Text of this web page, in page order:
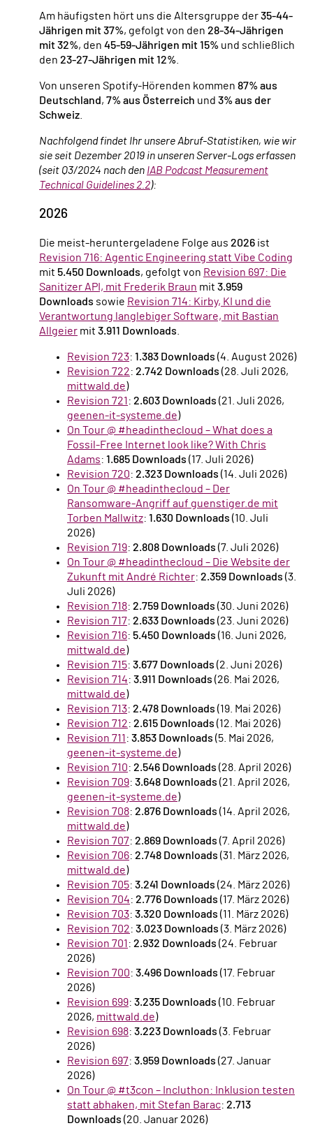
Am häufigsten hört uns die Altersgruppe der35-44-
Jährigen mit 37%, gefolgt von den 28-34-Jährigen
mit 32%, den 45-59-Jährigen mit 15% und schließlich
den 23-27-Jährigen mit 12%
Von unseren Spotify-Hörenden kommen 87% aus
Deutschland, 7% aus Österreich und 3% aus der
Schweiz
Nachfolgend findet Ihr unsere Abruf-Statistiken, wie wir
sie seit Dezember 2019 in unseren Server-Logs erfassen
(seit Q3/2024 nach den IAB Podcast Measurement
Technical Guidelines 2.2):
2026
Die meist-heruntergeladene Folge aus 2026 ist
Revision 716: Agentic Engineering statt Vibe Coding
mit 5.450 Downloads, gefolgt von Revision 697: Die
Sanitizer API, mit Frederik Braun mit 3.959
Downloads sowie Revision 714: Kirby, KI und die
Verantwortung langlebiger Software, mit Bastian
Allgeier mit 3.911 Downloads
Revision 723: 1.383 Downloads (4. August 2026)
Revision 722: 2.742 Downloads (28. Juli 2026,
mittwald.de)
Revision 721 : 2.603 Downloads (21. Juli 2026,
geenen-it-systeme.de)
On Tour @ #headinthecloud – What does a
Fossil-Free Internet look like? With Chris
Adams: 1.685 Downloads (17. Juli 2026)
Revision 720: 2.323 Downloads (14. Juli 2026)
On Tour @ #headinthecloud – Der
Ransomware-Angriff auf guenstiger.de mit
Torben Mallwitz: 1.630 Downloads (10. Juli
2026)
Revision 719: 2.808 Downloads (7. Juli 2026)
On Tour @ #headinthecloud – Die Website der
Zukunft mit André Richter: 2.359 Downloads (3.
Juli 2026)
Revision 718: 2.759 Downloads (30. Juni 2026)
Revision 717: 2.633 Downloads (23. Juni 2026)
Revision 716: 5.450 Downloads (16. Juni 2026,
mittwald.de)
Revision 715: 3.677 Downloads (2. Juni 2026)
Revision 714: 3.911 Downloads (26. Mai 2026,
mittwald.de)
Revision 713: 2.478 Downloads (19. Mai 2026)
Revision 712: 2.615 Downloads (12. Mai 2026)
Revision 711 : 3.853 Downloads (5. Mai 2026,
geenen-it-systeme.de)
Revision 710: 2.546 Downloads (28. April 2026)
Revision 709: 3.648 Downloads (21. April 2026,
geenen-it-systeme.de)
Revision 708: 2.876 Downloads (14. April 2026,
mittwald.de)
Revision 707: 2.869 Downloads (7. April 2026)
Revision 706: 2.748 Downloads (31. März 2026,
mittwald.de)
Revision 705: 3.241 Downloads (24. März 2026)
Revision 704: 2.776 Downloads (17. März 2026)
Revision 703: 3.320 Downloads (11. März 2026)
Revision 702: 3.023 Downloads (3. März 2026)
Revision 701 : 2.932 Downloads (24. Februar
2026)
Revision 700: 3.496 Downloads (17. Februar
2026)
Revision 699: 3.235 Downloads (10. Februar
2026, mittwald.de)
Revision 698: 3.223 Downloads (3. Februar
2026)
Revision 697: 3.959 Downloads (27. Januar
2026)
On Tour @ #t3con – Incluthon: Inklusion testen
statt abhaken, mit Stefan Barac: 2.713
Downloads (20. Januar 2026)